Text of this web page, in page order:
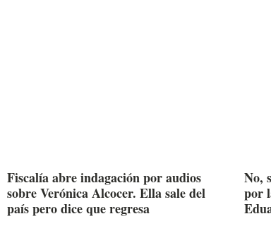
Fiscalía abre indagación por audios
sobre Verónica Alcocer. Ella sale del
país pero dice que regresa
No,
por